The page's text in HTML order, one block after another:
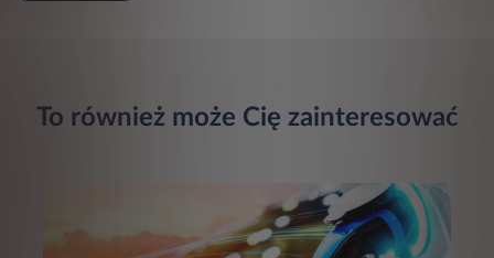
To również może Cię zainteresować